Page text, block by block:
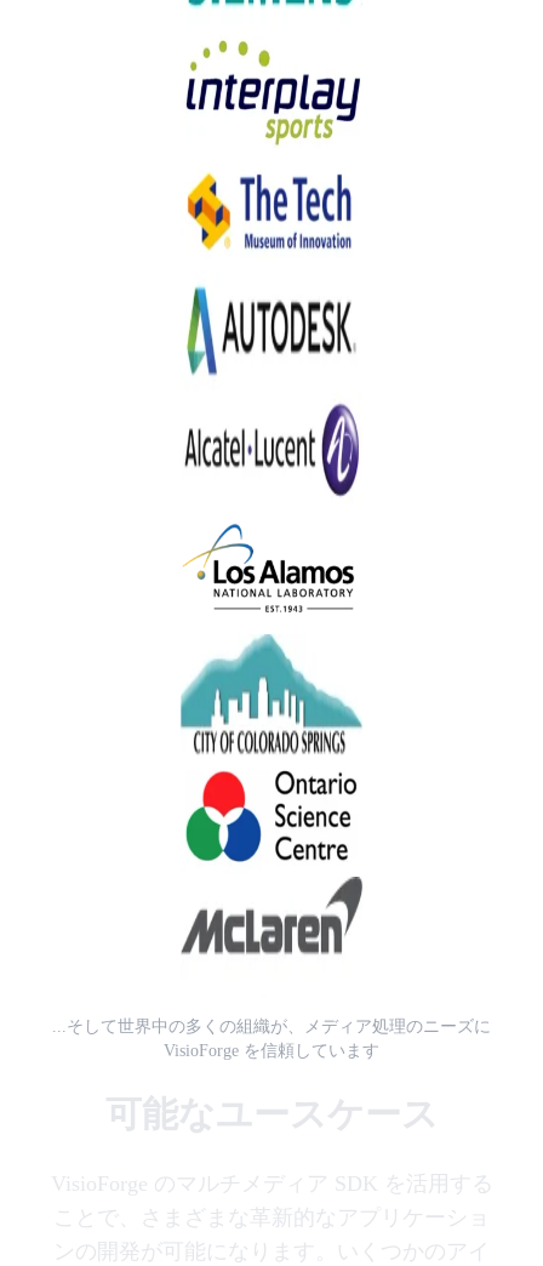
...そして世界中の多くの組織が、メディア処理のニーズに
VisioForge を信頼しています
可能なユースケース
VisioForge のマルチメディア SDK を活用する
ことで、さまざまな革新的なアプリケーショ
ンの開発が可能になります。いくつかのアイ